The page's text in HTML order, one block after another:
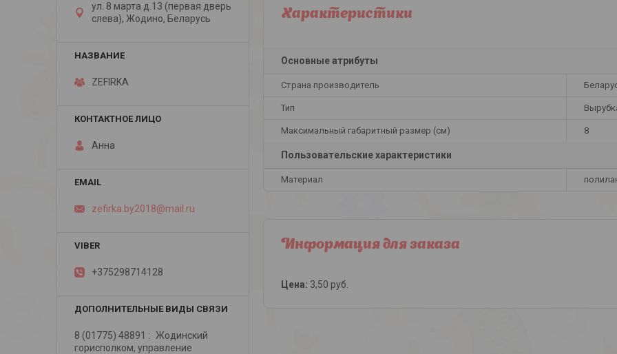
Характеристики
Основные атрибуты
Страна производитель
Тип
Максимальный габаритный размер (см) 8
Пользовательские характеристики
Материал
Информация для заказа
Цена: 3,50 руб.
ул. 8 марта д.13 (первая дверь
слева), Жодино, Беларусь
ZEFIRKA
Анна
zefirka.by2018@mail.ru
+375298714128
8 (01775) 48891
Жодинский
горисполком, управление